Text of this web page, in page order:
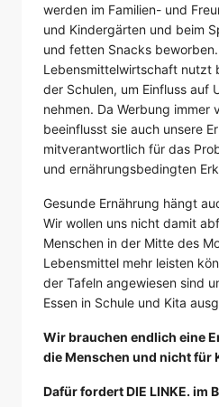
werden im Familien- und
und Kindergärten und beim
und fetten Snacks
Lebensmittelwirtschaft nutzt
der Schulen, um Einfluss auf
nehmen. Da Werbung immer
beeinflusst sie auch unsere
mitverantwortlich für das
und ernährungsbedingten
Gesunde Ernährung hängt
Wir wollen uns nicht damit
Menschen in der Mitte des
Lebensmittel mehr leisten
der Tafeln angewiesen sind
Essen in Schule und Kita
Wir brauchen endlich eine
die Menschen und nicht für
Dafür fordert DIE LINKE. im